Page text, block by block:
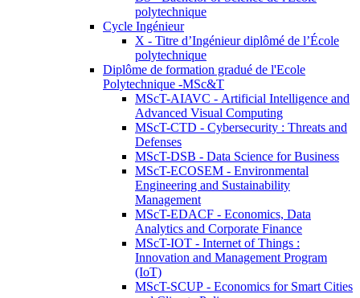
polytechnique
Cycle Ingénieur
X - Titre d’Ingénieur diplômé de l’École
polytechnique
Diplôme de formation gradué de l'Ecole
Polytechnique -MSc&T
MScT-AIAVC - Artificial Intelligence and
Advanced Visual Computing
MScT-CTD - Cybersecurity : Threats and
Defenses
MScT-DSB - Data Science for Business
MScT-ECOSEM - Environmental
Engineering and Sustainability
Management
MScT-EDACF - Economics, Data
Analytics and Corporate Finance
MScT-IOT - Internet of Things :
Innovation and Management Program
(IoT)
MScT-SCUP - Economics for Smart Cities